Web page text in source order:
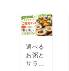
選べる
お粥と
サラダ